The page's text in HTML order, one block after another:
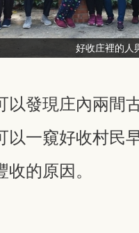
好收庄裡的人
以發現庄內兩間
以一窺好收村民
的原因。